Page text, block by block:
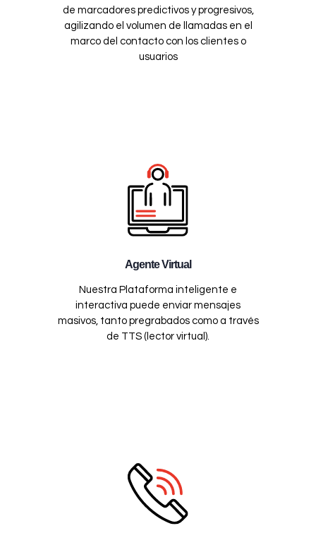
de marcadores predictivos y progresivos,
agilizando el volumen de llamadas en el
marco del contacto con los clientes o
usuarios
Agente Virtual
Nuestra Plataforma inteligente e
interactiva puede enviar mensajes
masivos, tanto pregrabados como a través
de TTS (lector virtual).